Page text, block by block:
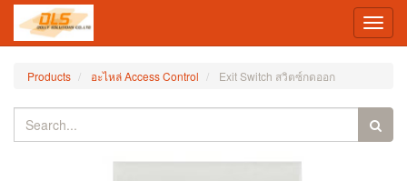
Products อะไหล่ Access Control Exit Switch สวิตซ์กดออก